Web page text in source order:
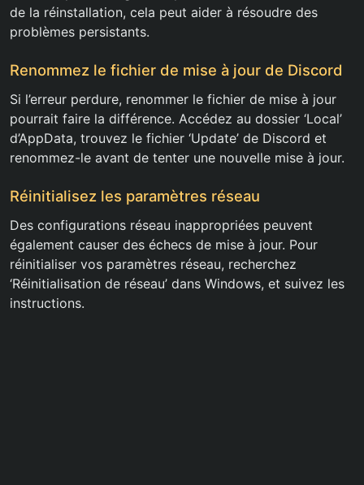
de la réinstallation, cela peut aider à résoudre des
problèmes persistants.
Renommez le fichier de mise à jour de Discord
Si l’erreur perdure, renommer le fichier de mise à jour
pourrait faire la différence. Accédez au dossier ‘Local’
d’AppData, trouvez le fichier ‘Update’ de Discord et
renommez-le avant de tenter une nouvelle mise à jour.
Réinitialisez les paramètres réseau
Des configurations réseau inappropriées peuvent
également causer des échecs de mise à jour. Pour
réinitialiser vos paramètres réseau, recherchez
‘Réinitialisation de réseau’ dans Windows, et suivez les
instructions.